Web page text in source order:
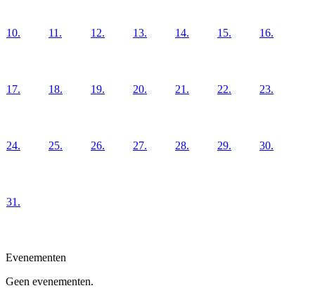
10. 11. 12. 13. 14. 15. 16.
17. 18. 19. 20. 21. 22. 23.
24. 25. 26. 27. 28. 29. 30.
31.
Evenementen
Geen evenementen.